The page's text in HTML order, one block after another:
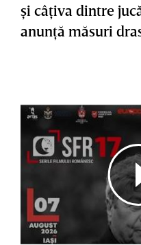
şi câţiva dintre
anunţă măsuri